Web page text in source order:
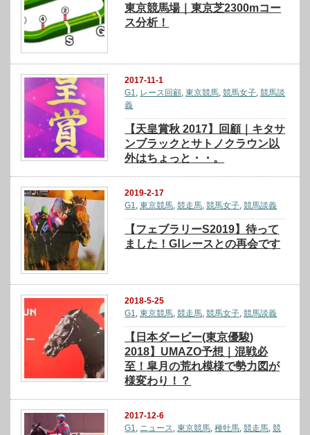
東京競馬場｜東京芝2300mコー
ス分析！
2017-11-1
G1
レース回顧 ,東京競馬 ,競馬女子 ,競馬談
義
【天皇賞秋 2017】回顧｜キタサ
ンブラックとサトノクラウン以
外はちょっと・・。
2019-2-17
G1
,東京競馬 ,競走馬 ,競馬女子 ,競馬談義
【フェブラリーS2019】待って
ました！GⅠレースとの再会です
2018-5-25
G1,東京競馬,競走馬,競馬女子,競馬談義
【日本ダービー(東京優駿)
2018】UMAZO予想｜混戦必
至！皐月の荒れ模様で勢力図が
様変わり！？
2017-12-6
G1, ニュース,東京競馬,種牡馬,競走馬,競